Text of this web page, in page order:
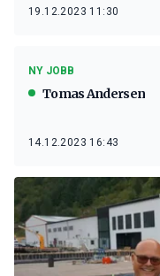
19.12.2023 11:30
NY JOBB
Tomas Andersen
14.12.2023 16:43